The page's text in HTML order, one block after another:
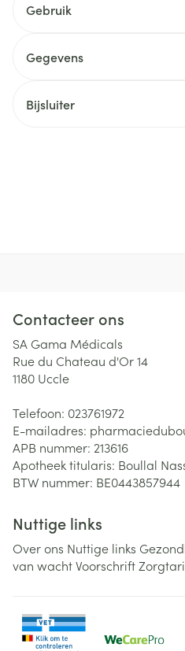
Gebruik
Gegevens
Bijsluiter
Contacteer ons
SA Gama Médicals
Rue du Chateau d'Or 14
1180 Uccle
Telefoon: 023761972
E-mailadres:
APB nummer: 213616
Apotheek titularis: Boullal
BTW nummer: BE0443857944
Nuttige links
Over ons Nuttige links
van wachtVoorschrift